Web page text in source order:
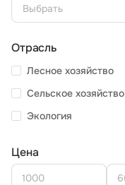
Выбрать
Отрасль
Лесное хозяйство
Сельское хозяйство
Экология
Цена